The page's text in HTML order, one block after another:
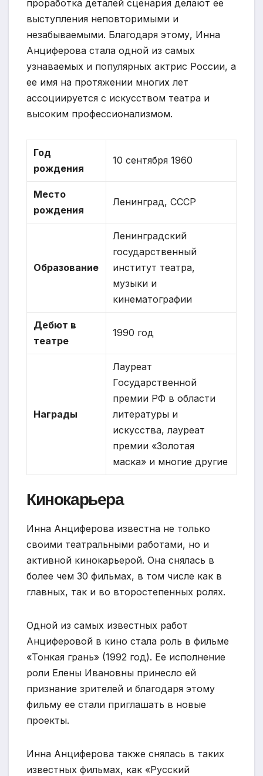
проработка деталей сценария делают ее
выступления неповторимыми и
незабываемыми. Благодаря этому, Инна
Анциферова стала одной из самых
узнаваемых и популярных актрис России, а
ее имя на протяжении многих лет
ассоциируется с искусством театра и
высоким профессионализмом.
Год
рождения
10 сентября 1960
Место
рождения
Ленинград, СССР
Образование
Ленинградский
государственный
институт театра,
музыки и
кинематографии
Дебют в
театре
1990 год
Награды
Лауреат
Государственной
премии РФ в области
литературы и
искусства, лауреат
премии «Золотая
маска» и многие другие
Кинокарьера
Инна Анциферова известна не только
своими театральными работами, но и
активной кинокарьерой. Она снялась в
более чем 30 фильмах, в том числе как в
главных, так и во второстепенных ролях.
Одной из самых известных работ
Анциферовой в кино стала роль в фильме
«Тонкая грань» (1992 год). Ее исполнение
роли Елены Ивановны принесло ей
признание зрителей и благодаря этому
фильму ее стали приглашать в новые
проекты.
Инна Анциферова также снялась в таких
известных фильмах, как «Русский